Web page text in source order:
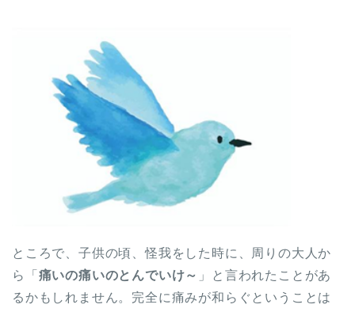
ところで、子供の頃、怪我をした時に、周りの大人か
ら「 痛いの痛いのとんでいけ～ 」と言われたことがあ
るかもしれません。完全に痛みが和らぐということは